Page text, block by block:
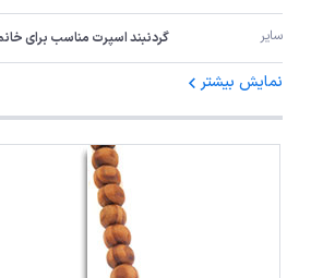
سایر گردنبند اسپرت مناسب برای خانم‌ها و
نمایش بیشتر